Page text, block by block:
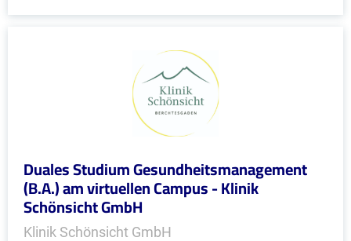
Duales Studium Gesundheitsmanagement
(B.A.) am virtuellen Campus - Klinik
Schönsicht GmbH
Klinik Schönsicht GmbH